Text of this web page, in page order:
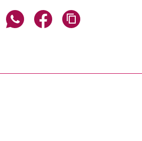
Seite über E-Mail teilen
Seite über WhatsApp teilen
Seite über Facebook